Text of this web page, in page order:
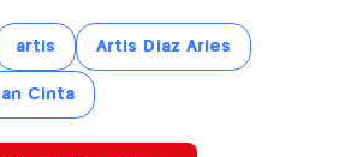
artis Artis Diaz Aries
Cinta